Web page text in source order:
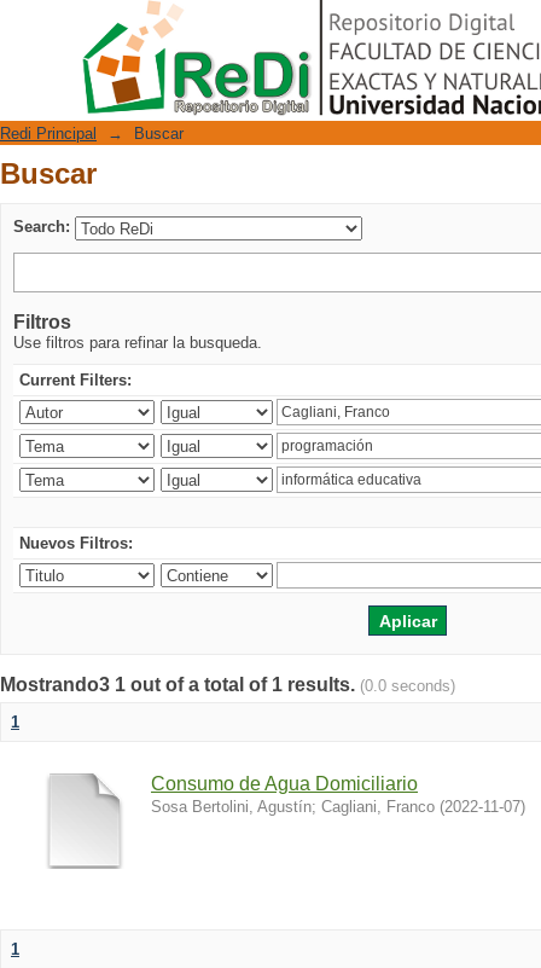
Repositorio Digital
Redi Principal → Buscar
Buscar
Search:
Filtros
Use filtros para refinar la busqueda.
Current Filters:
Nuevos Filtros:
Mostrando3 1 out of a total of 1 results. (0.0 seconds)
1
Consumo de Agua Domiciliario
Sosa Bertolini, Agustín; Cagliani, Franco (2022-11-07)
1